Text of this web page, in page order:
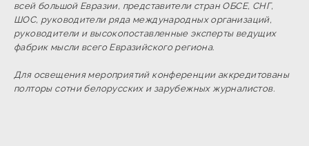
всей большой Евразии, представители стран ОБСЕ, СНГ,
ШОС, руководители ряда международных организаций,
руководители и высокопоставленные эксперты ведущих
фабрик мысли всего Евразийского региона.
Для освещения мероприятий конференции аккредитованы
полторы сотни белорусских и зарубежных журналистов.